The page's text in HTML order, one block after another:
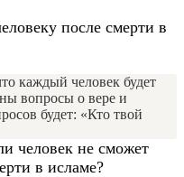
после смерти в
каждый человек будет
вопросы о вере и
будет: «Кто твой
человек не сможет
в исламе?